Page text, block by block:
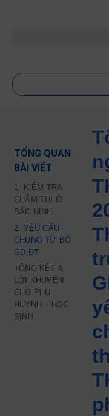
TỔNG QUAN
BÀI VIẾT
1. KIỂM TRA
CHẤM THI Ở
BẮC NINH
2. YÊU CẦU
CHUNG TỪ BỘ
GD‑ĐT
TỔNG KẾT &
LỜI KHUYÊN
CHO PHỤ
HUYNH – HỌC
SINH